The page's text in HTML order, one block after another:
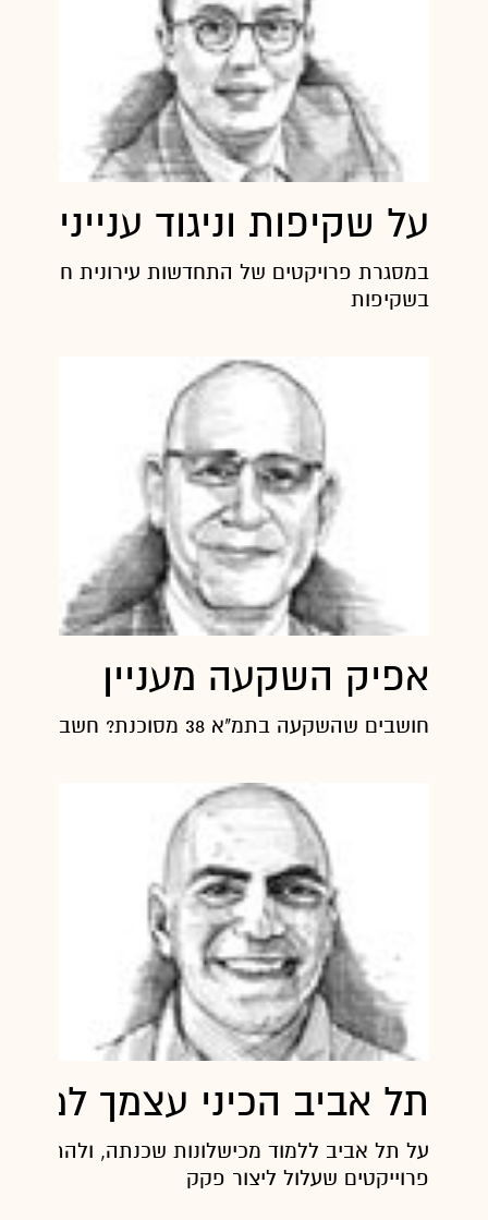
על שקיפות וניגוד עניינים
במסגרת פרויקטים של התחדשות עירונית חשוב
בשקיפות
אפיק השקעה מעניין
חושבים שהשקעה בתמ"א 38 מסוכנת? חשבו שנית
תל אביב הכיני עצמך
על תל אביב ללמוד מכישלונות שכנתה, ולהתכונן
פרוייקטים שעלול ליצור פקק